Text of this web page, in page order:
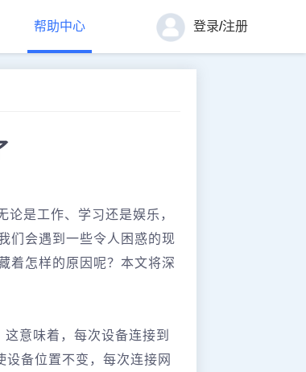
帮助中心 登录/注册
是工作、学习还是娱乐，
们会遇到一些令人困惑的现
着怎样的原因呢？本文将深
意味着，每次设备连接到
备位置不变，每次连接网